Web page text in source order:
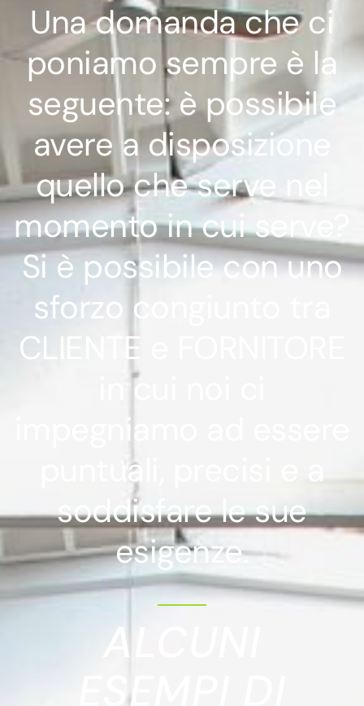
Una domanda che ci
poniamo sempre è la
seguente: è possibile
avere a disposizione
quello che serve nel
momento in cui serve?
Si è possibile con uno
sforzo congiunto tra
CLIENTE e FORNITORE
in cui noi ci
impegniamo ad essere
puntuali, precisi e a
soddisfare le sue
esigenze.
ALCUNI
ESEMPI DI